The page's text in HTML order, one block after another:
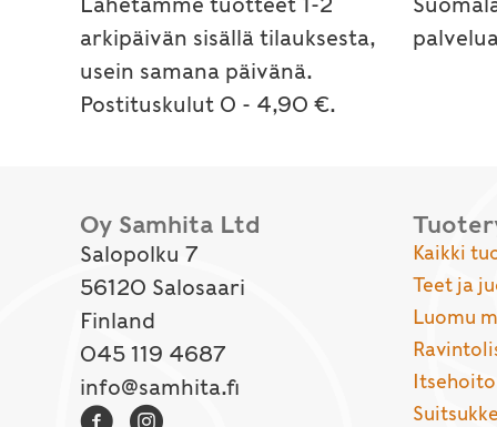
Lähetämme tuotteet 1-2
arkipäivän sisällä tilauksesta,
usein samana päivänä.
Postituskulut 0 - 4,90 €.
Oy Samhita Ltd
Salopolku 7
56120 Salosaari
Finland
045 119 4687
info@samhita.fi
Kaikki
Teet ja
Luomu
Itsehoito